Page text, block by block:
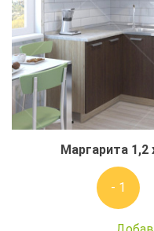
Маргарита 1,2
- 1